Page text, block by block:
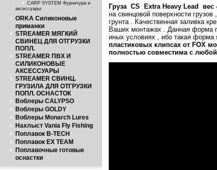
CARP SYSTEM Фурнитура и
аксессуары
ORKA Силиконовые
приманки
STREAMER МЯГКИЙ
СВИНЕЦ ДЛЯ ОТГРУЗКИ
ПОПЛ.
STREAMER ПВХ И
СИЛИКОНОВЫЕ
АКСЕССУАРЫ
STREAMER СВИНЦ.
ГРУЗИЛА ДЛЯ ОТГРУЗКИ
ПОПЛ. ОСНАСТОК
Воблеры CALYPSO
Воблеры GOLDY
Воблеры Monarch Lures
Нахлыст Vania Fly Fishing
Поплавок B-TECH
Поплавок EX TEAM
Поплавочные готовые
оснастки
Груза CS Extra Heavy Lead вес
на свинцовой поверхности
грунта . Качественная заливка
Ваших монтажах . Данная форма
иных условиях , ибо такая форма
пластиковых клипсах от FOX
полностью совместима с